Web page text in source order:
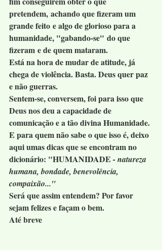
pretendem, achando que fizeram um
grande feito e algo de glorioso para a
humanidade, "gabando-se" do que
fizeram e de quem mataram.
Está na hora de mudar de atitude, já
chega de violência. Basta. Deus quer paz
e não guerras.
Sentem-se, conversem, foi para isso que
Deus nos deu a capacidade de
comunicação e a tão divina Humanidade.
E para quem não sabe o que isso é, deixo
aqui umas dicas que se encontram no
dicionário: "HUMANIDADE - natureza
humana, bondade, benevolência,
compaixão..."
Será que assim entendem? Por favor
sejam felizes e façam o bem.
Até breve